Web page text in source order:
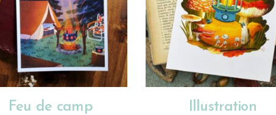
CHOIX DES OPTIONS
Feu de camp
CHOIX DES OPTIONS
Illustration